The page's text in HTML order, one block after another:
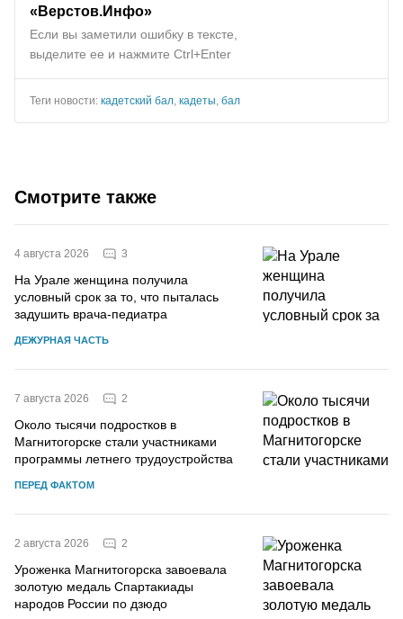
«Верстов.Инфо»
Если вы заметили ошибку в тексте,
выделите ее и нажмите Ctrl+Enter
Теги новости: кадетский бал, кадеты, бал
Смотрите также
4 августа 2026 3
На Урале женщина получила
условный срок за то, что пыталась
задушить врача-педиатра
ДЕЖУРНАЯ ЧАСТЬ
7 августа 2026 2
Около тысячи подростков в
Магнитогорске стали участниками
программы летнего трудоустройства
ПЕРЕД ФАКТОМ
2 августа 2026 2
Уроженка Магнитогорска завоевала
золотую медаль Спартакиады
народов России по дзюдо